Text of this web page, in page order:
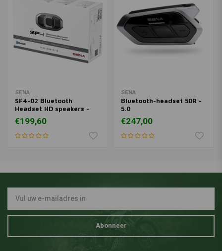
10 voorkeurzendergeheugen
Sena-onderdeelnummer: 16613115
SENA
SF4-02 Bluetooth
Headset HD speakers -
single
€199,60
SENA
Bluetooth-headset 50R -
5.0
€247,00
Abonneer